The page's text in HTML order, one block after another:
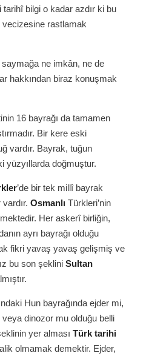
tarihî bilgi o kadar azdır ki bu
vecizesine rastlamak
saymağa ne imkân, ne de
hakkından biraz konuşmak
16 bayrağı da tamamen
Bir kere eski
vardır. Bayrak, tuğun
yüzyıllarda doğmuştur.
’de bir tek millî bayrak
Osmanlı Türkleri’nin
Her askerî birliğin,
ayrı bayrağı olduğu
fikri yavaş yavaş gelişmiş ve
bu son şeklini Sultan
Hun bayrağında ejder mi,
dinozor mu olduğu belli
yer alması Türk tarihi
olmamak demektir. Ejder,